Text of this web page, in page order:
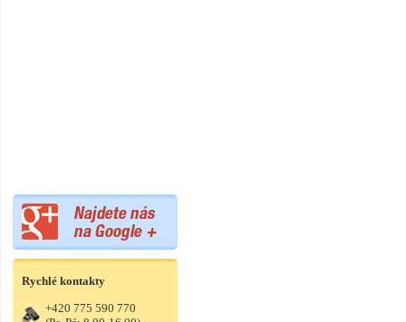
Rychlé kontakty
+420 775 590 770